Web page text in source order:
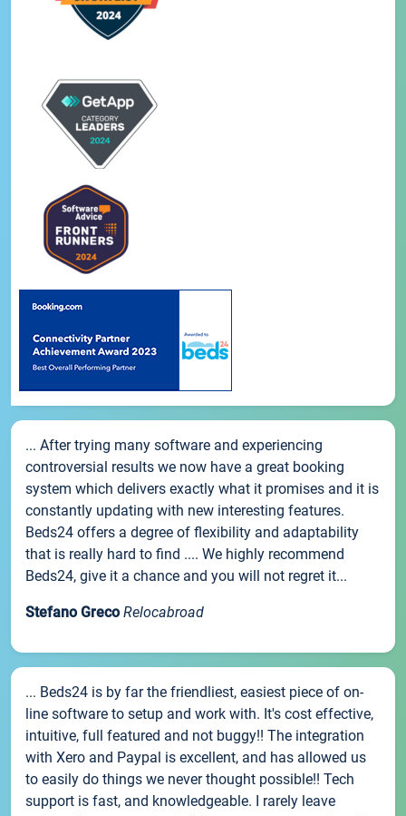
... After trying many software and experiencing
controversial results we now have a great booking
system which delivers exactly what it promises and it is
constantly updating with new interesting features.
Beds24 offers a degree of flexibility and adaptability
that is really hard to find .... We highly recommend
Beds24, give it a chance and you will not regret it...
Stefano Greco Relocabroad
... Beds24 is by far the friendliest, easiest piece of on-
line software to setup and work with. It's cost effective,
intuitive, full featured and not buggy!! The integration
with Xero and Paypal is excellent, and has allowed us
to easily do things we never thought possible!! Tech
support is fast, and knowledgeable. I rarely leave